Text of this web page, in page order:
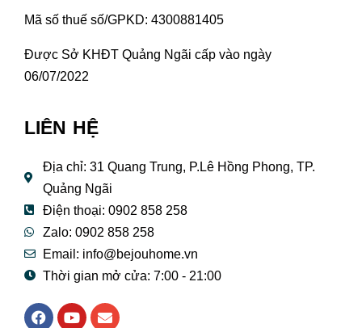
Mã số thuế số/GPKD: 4300881405
Được Sở KHĐT Quảng Ngãi cấp vào ngày
06/07/2022
LIÊN HỆ
Địa chỉ: 31 Quang Trung, P.Lê Hồng Phong, TP.
Quảng Ngãi
Điện thoại: 0902 858 258
Zalo: 0902 858 258
Email: info@bejouhome.vn
Thời gian mở cửa: 7:00 - 21:00
F
a
Y
o
E
n